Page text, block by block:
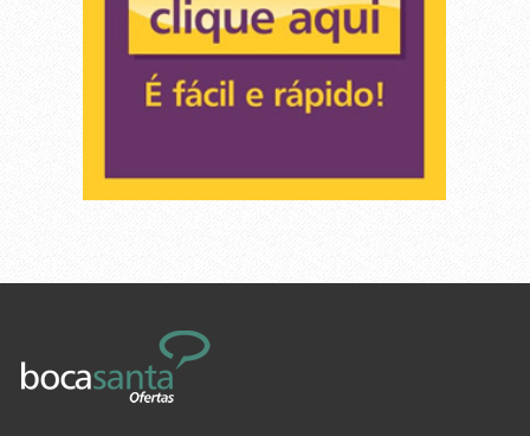
Jardinagem
Máquinas , Chaves e Ferramentas
Material Hidráulico
Móveis e Decoração